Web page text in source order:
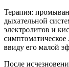
Терапия:
дыхательной
электролитов и
симптоматическое
ввиду его малой
После